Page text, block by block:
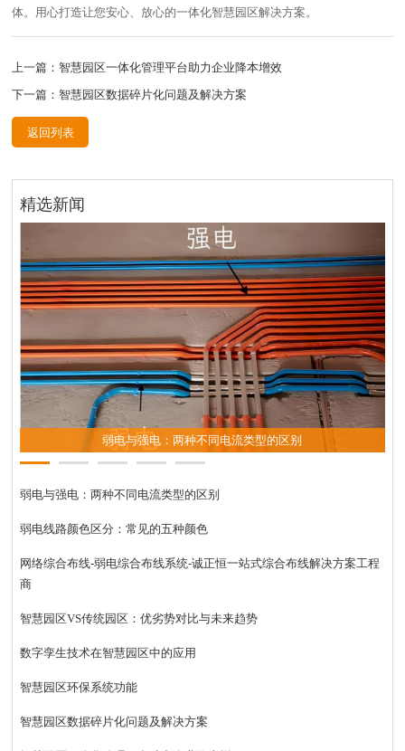
体。用心打造让您安心、放心的一体化智慧园区解决方案。
上一篇：智慧园区一体化管理平台助力企业降本增效
下一篇：智慧园区数据碎片化问题及解决方案
返回列表
精选新闻
弱电与强电：两种不同电流类型的区别
弱电与强电：两种不同电流类型的区别
弱电线路颜色区分：常见的五种颜色
网络综合布线-弱电综合布线系统-诚正恒一站式综合布线解决方案工程
商
智慧园区VS传统园区：优劣势对比与未来趋势
数字孪生技术在智慧园区中的应用
智慧园区环保系统功能
智慧园区数据碎片化问题及解决方案